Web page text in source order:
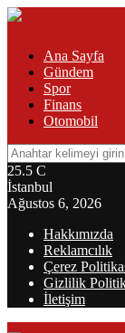
Ana Sayfa
Gündem
Spor
Finans
Otomobil
Search
for:
25.5 C
İstanbul
Ağustos 6, 2026
Hakkımızda
Reklamcılık
Çerez
Gizlilik
İletişim